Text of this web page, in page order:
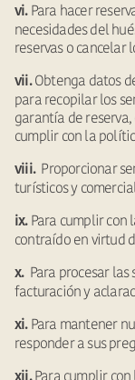
vi. Para hacer
necesidades del
reservas o cancelar
vii.Obtenga datos
para recopilar los
garantía de
cumplir con la
viii. Proporcionar
turísticos y
ix. Para cumplir con
contraído en virtud
x. Para procesar
facturación y
xi. Para mantener
responder a sus